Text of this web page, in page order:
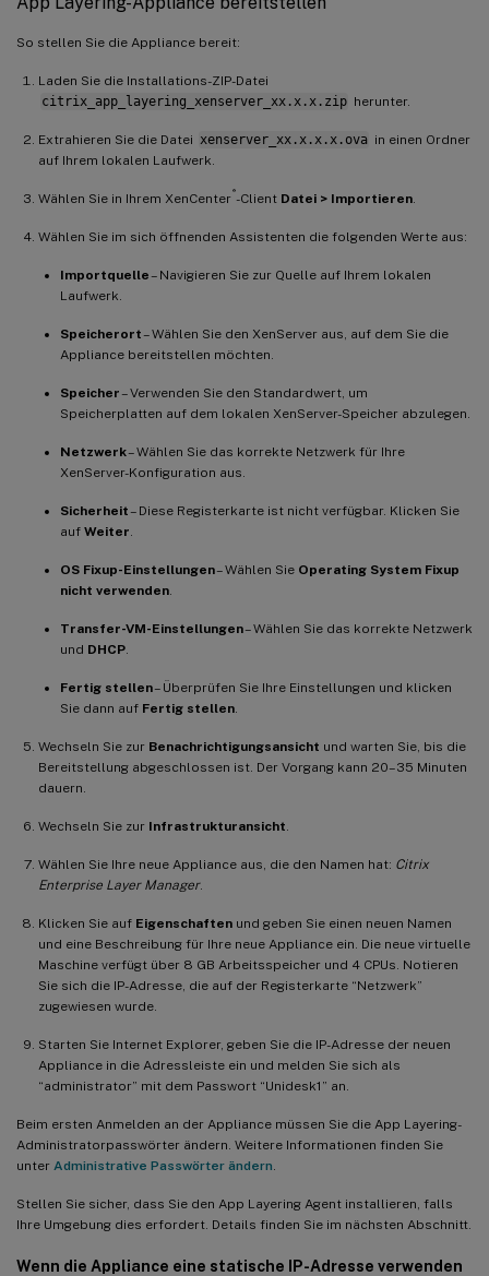
So stellen Sie die Appliance bereit:
Laden Sie die Installations-ZIP-Datei
citrix_app_layering_xenserver_xx.x.x.zip herunter.
Extrahieren Sie die Datei xenserver_xx.x.x.x.ova in einen Ordner
auf Ihrem lokalen Laufwerk.
Wählen Sie in Ihrem XenCenter®-Client Datei > Importieren
Wählen Sie im sich öffnenden Assistenten die folgenden Werte aus:
Importquelle– Navigieren Sie zur Quelle auf Ihrem lokalen
Laufwerk.
Speicherort– Wählen Sie den XenServer aus, auf dem Sie die
Appliance bereitstellen möchten.
Speicher– Verwenden Sie den Standardwert, um
Speicherplatten auf dem lokalen XenServer-Speicher abzulegen.
Netzwerk– Wählen Sie das korrekte Netzwerk für Ihre
XenServer-Konfiguration aus.
Sicherheit– Diese Registerkarte ist nicht verfügbar. Klicken Sie
auf Weiter
OS Fixup-Einstellungen– Wählen Sie Operating System Fixup
nicht verwenden
Transfer-VM-Einstellungen– Wählen Sie das korrekte Netzwerk
und DHCP
Fertig stellen– Überprüfen Sie Ihre Einstellungen und klicken
Sie dann auf Fertig stellen
Wechseln Sie zur Benachrichtigungsansicht und warten Sie, bis die
Bereitstellung abgeschlossen ist. Der Vorgang kann 20–35 Minuten
dauern.
Wechseln Sie zur Infrastrukturansicht
Wählen Sie Ihre neue Appliance aus, die den Namen hat: Citrix
Enterprise Layer Manager.
Klicken Sie auf Eigenschaften und geben Sie einen neuen Namen
und eine Beschreibung für Ihre neue Appliance ein. Die neue virtuelle
Maschine verfügt über 8 GB Arbeitsspeicher und 4 CPUs. Notieren
Sie sich die IP-Adresse, die auf der Registerkarte “Netzwerk”
zugewiesen wurde.
Starten Sie Internet Explorer, geben Sie die IP-Adresse der neuen
Appliance in die Adressleiste ein und melden Sie sich als
“administrator” mit dem Passwort “Unidesk1” an.
Beim ersten Anmelden an der Appliance müssen Sie die App Layering-
Administratorpasswörter ändern. Weitere Informationen finden Sie
unter Administrative Passwörter ändern
Stellen Sie sicher, dass Sie den App Layering Agent installieren, falls
Ihre Umgebung dies erfordert. Details finden Sie im nächsten Abschnitt.
Wenn die Appliance eine statische IP-Adresse verwenden